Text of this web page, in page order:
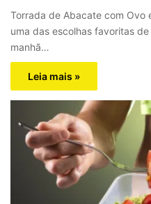
Torrada de Abacate com Ovo
uma das escolhas favoritas
manhã…
Leia mais »